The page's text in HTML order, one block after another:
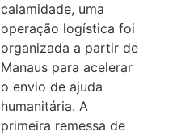
calamidade, uma
operação logística foi
organizada a partir de
Manaus para acelerar
o envio de ajuda
humanitária. A
primeira remessa de